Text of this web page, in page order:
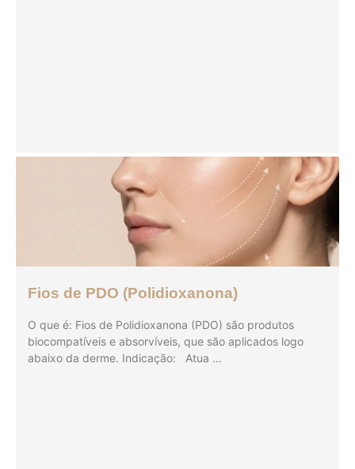
Fios de PDO (Polidioxanona)
O que é: Fios de Polidioxanona (PDO) são produtos
biocompatíveis e absorvíveis, que são aplicados logo
abaixo da derme. Indicação: Atua …